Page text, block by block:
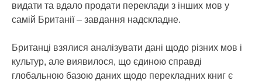
видати та вдало продати переклади з інших мов у
самій Британії – завдання надскладне.
Британці взялися аналізувати дані щодо різних мов і
культур, але виявилося, що єдиною справді
глобальною базою даних щодо перекладних книг є